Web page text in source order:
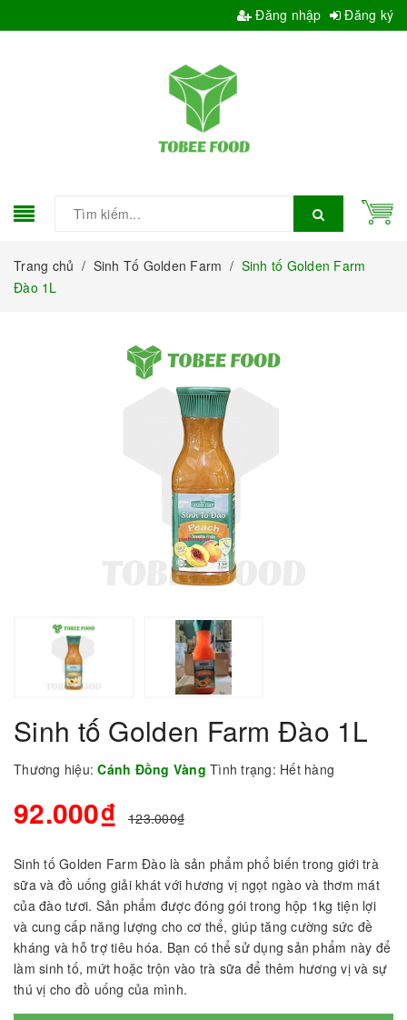
Đăng nhập Đăng ký
Trang chủ / Sinh Tố Golden Farm / Sinh tố Golden Farm
Đào 1L
Sinh tố Golden Farm Đào 1L
Thương hiệu: Cánh Đồng Vàng Tình trạng: Hết hàng
92.000₫ 123.000₫
Sinh tố Golden Farm Đào là sản phẩm phổ biến trong giới trà
sữa và đồ uống giải khát với hương vị ngọt ngào và thơm mát
của đào tươi. Sản phẩm được đóng gói trong hộp 1kg tiện lợi
và cung cấp năng lượng cho cơ thể, giúp tăng cường sức đề
kháng và hỗ trợ tiêu hóa. Bạn có thể sử dụng sản phẩm này để
làm sinh tố, mứt hoặc trộn vào trà sữa để thêm hương vị và sự
thú vị cho đồ uống của mình.